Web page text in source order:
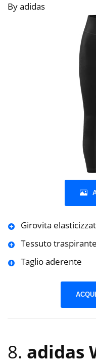
By adidas
Girovita
Tessuto traspirante
Taglio aderente
8. adidas